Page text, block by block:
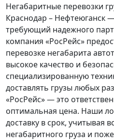
Негабаритные перевозки
Краснодар – Нефтеюганск
требующий надежного
компания «РосРейс»
перевозке негабарита
высокое качество и
специализированную
доставлять грузы любых
«РосРейс» — это
оптимальная цена. Наши
доставку в срок, учитывая
негабаритного груза и